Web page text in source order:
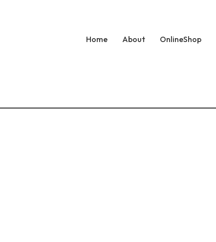
Home About OnlineShop